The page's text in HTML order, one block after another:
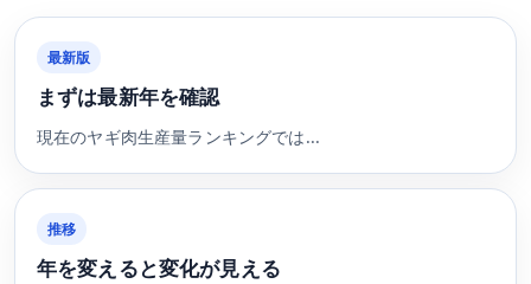
最新版
まずは最新年を確認
現在のヤギ肉生産量ランキングでは...
推移
年を変えると変化が見える